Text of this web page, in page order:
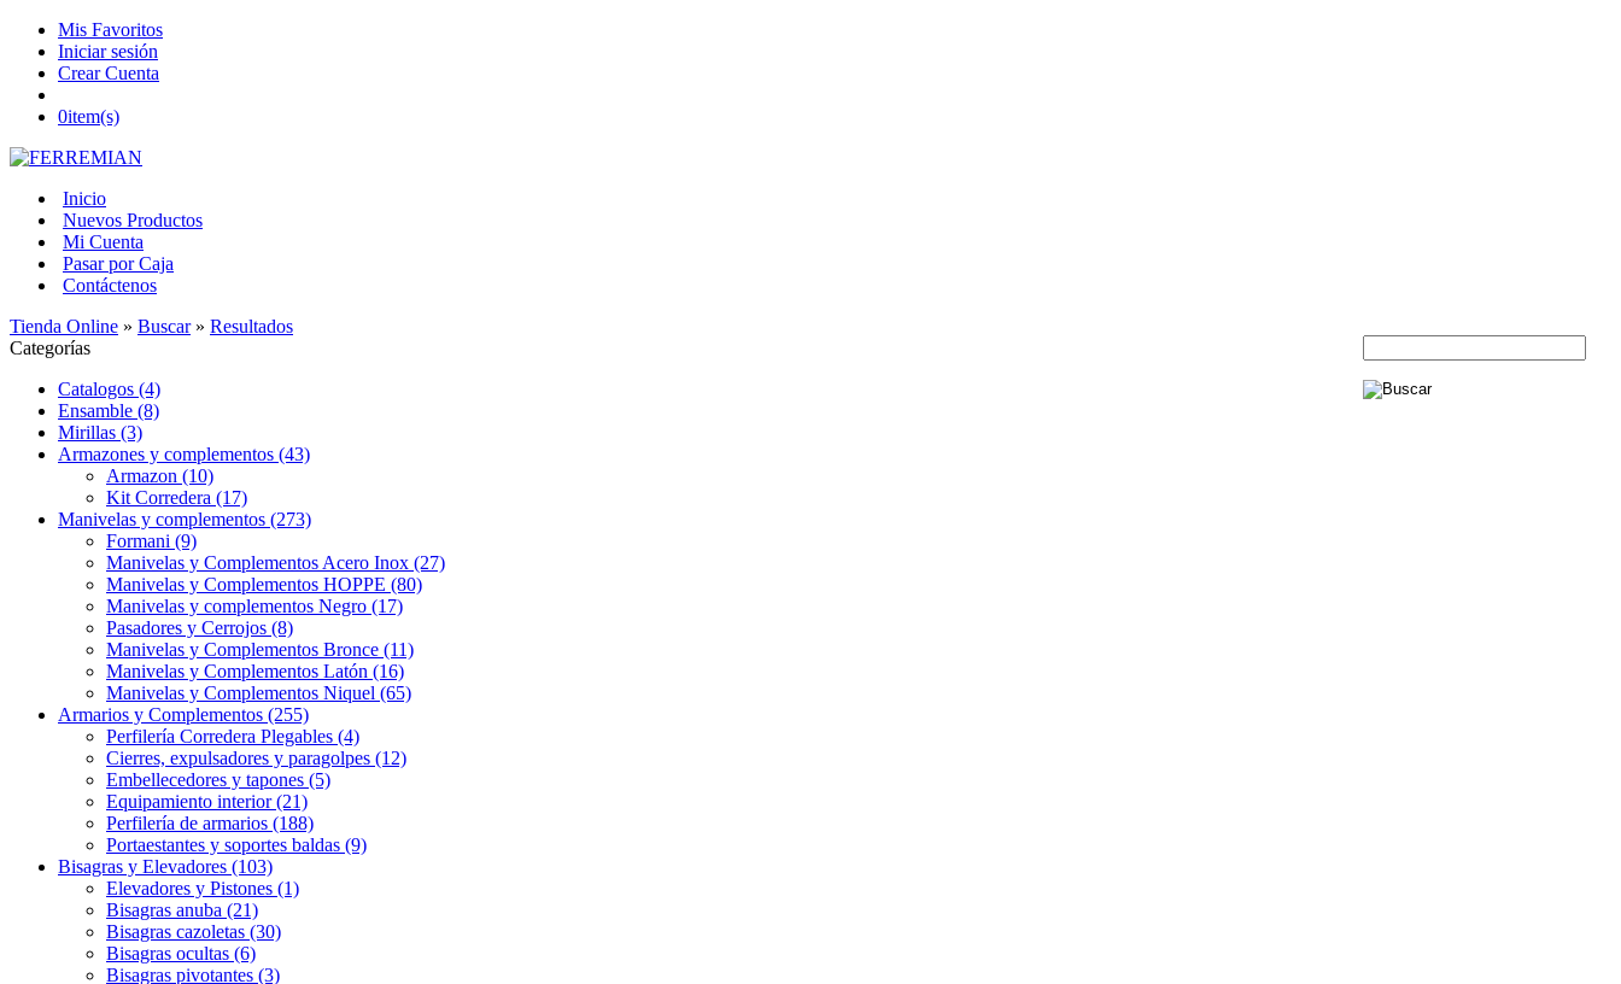
Mis Favoritos
Iniciar sesión
Crear Cuenta
0item(s)
Inicio
Nuevos Productos
Mi Cuenta
Pasar por Caja
Contáctenos
Tienda Online » Buscar» Resultados
Categorías
Catalogos (4)
Ensamble (8)
Mirillas (3)
Armazones y complementos (43)
Armazon (10)
Kit Corredera (17)
Manivelas y complementos (273)
Formani (9)
Manivelas y Complementos Acero Inox (27)
Manivelas y Complementos HOPPE (80)
Manivelas y complementos Negro (17)
Pasadores y Cerrojos (8)
Manivelas y Complementos Bronce (11)
Manivelas y Complementos Latón (16)
Manivelas y Complementos Niquel (65)
Armarios y Complementos (255)
Perfilería Corredera Plegables (4)
Cierres, expulsadores y paragolpes (12)
Embellecedores y tapones (5)
Equipamiento interior (21)
Perfilería de armarios (188)
Portaestantes y soportes baldas (9)
Bisagras y Elevadores (103)
Elevadores y Pistones (1)
Bisagras anuba (21)
Bisagras cazoletas (30)
Bisagras ocultas (6)
Bisagras pivotantes (3)